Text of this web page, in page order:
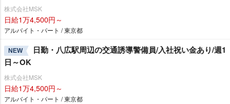
株式会社MSK
日給1万4,500円～
アルバイト・パート / 東京都
NEW
日勤・八広駅周辺の交通誘導警備員/入社祝い金あり/週1
日～OK
株式会社MSK
日給1万4,500円～
アルバイト・パート / 東京都